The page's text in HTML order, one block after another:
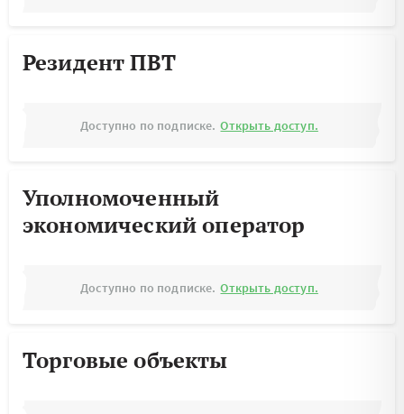
Резидент ПВТ
Доступно по подписке. Открыть доступ.
Уполномоченный
экономический оператор
Доступно по подписке. Открыть доступ.
Торговые объекты